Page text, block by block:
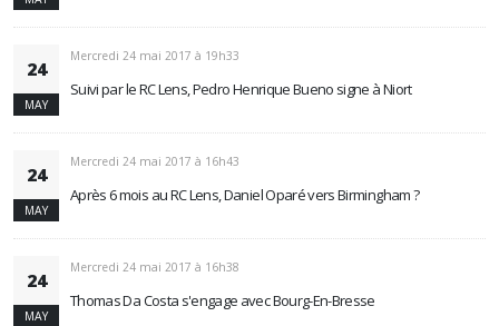
24
MAY
Mercredi 24 mai 2017 à 19h33
Suivi par le RC Lens, Pedro Henrique Bueno signe à Niort
24
MAY
Mercredi 24 mai 2017 à 16h43
Après 6 mois au RC Lens, Daniel Oparé vers Birmingham ?
24
MAY
Mercredi 24 mai 2017 à 16h38
Thomas Da Costa s'engage avec Bourg-En-Bresse